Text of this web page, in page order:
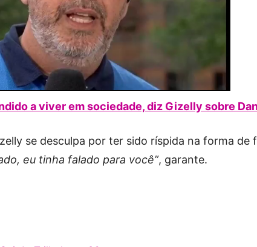
a viver em sociedade, diz Gizelly sobre
se desculpa por ter sido ríspida na forma de
eu tinha falado para você”, garante.